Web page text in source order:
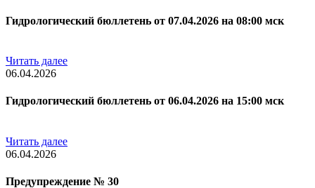
Гидрологический бюллетень от 07.04.2026 на 08:00 мск
Читать далее
06.04.2026
Гидрологический бюллетень от 06.04.2026 на 15:00 мск
Читать далее
06.04.2026
Предупреждение № 30